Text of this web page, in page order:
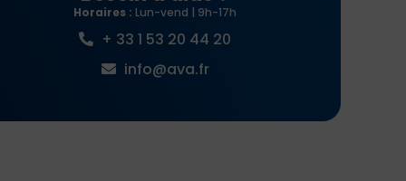
Horaires : Lun-vend | 9h-17h
+ 33 1 53 20 44 20
info@ava.fr